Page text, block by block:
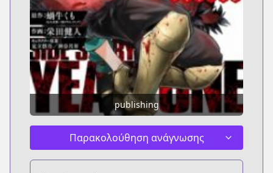
publishing
Παρακολούθηση ανάγνωσης